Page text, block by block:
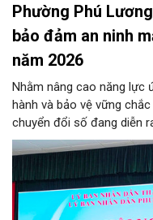
Phường Phú
bảo đảm an ninh
năm 2026
Nhằm nâng cao năng lực
hành và bảo vệ vững
chuyển đổi số đang diễn
Phú Lương đã tổ chức
tập công tác bảo đảm an
Chương trình được thiết
thể đội ngũ cán bộ, công
đang trực tiếp công tác